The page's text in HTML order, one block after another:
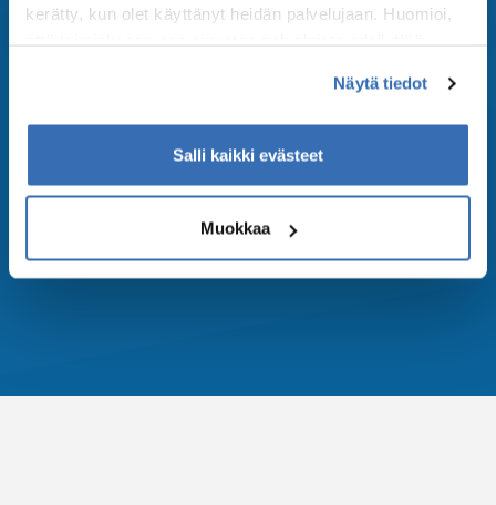
kerätty, kun olet käyttänyt heidän palvelujaan. Huomioi,
Näytä tiedot
Salli kaikki evästeet
Muokkaa